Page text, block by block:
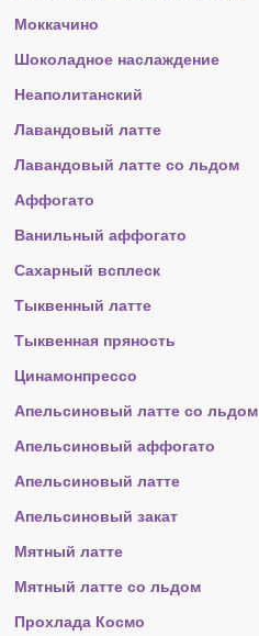
Моккачино
Шоколадное наслаждение
Неаполитанский
Лавандовый латте
Лавандовый латте со льдом
Аффогато
Ванильный аффогато
Сахарный всплеск
Тыквенный латте
Тыквенная пряность
Цинамонпрессо
Апельсиновый латте со льдом
Апельсиновый аффогато
Апельсиновый латте
Апельсиновый закат
Мятный латте
Мятный латте со льдом
Прохлада Космо